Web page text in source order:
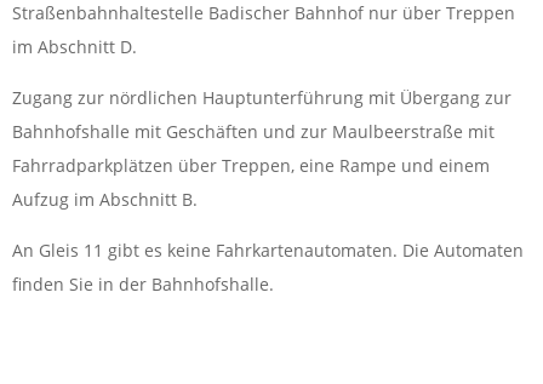
Straßenbahnhaltestelle Badischer Bahnhof nur über Treppen
im Abschnitt D.
Zugang zur nördlichen Hauptunterführung mit Übergang zur
Bahnhofshalle mit Geschäften und zur Maulbeerstraße mit
Fahrradparkplätzen über Treppen, eine Rampe und einem
Aufzug im Abschnitt B.
An Gleis 11 gibt es keine Fahrkartenautomaten. Die Automaten
finden Sie in der Bahnhofshalle.